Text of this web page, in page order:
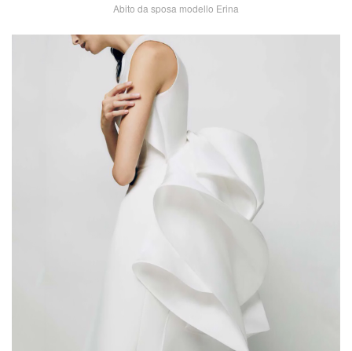
Abito da sposa modello Erina